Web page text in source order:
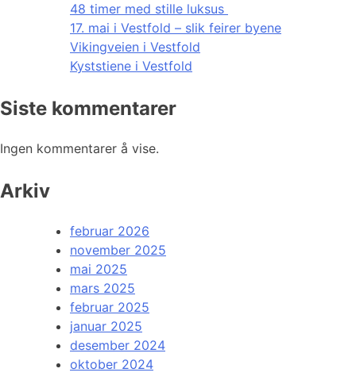
48 timer med stille luksus
17. mai i Vestfold – slik feirer byene
Vikingveien i Vestfold
Kyststiene i Vestfold
Siste kommentarer
Ingen kommentarer å vise.
Arkiv
februar 2026
november 2025
mai 2025
mars 2025
februar 2025
januar 2025
desember 2024
oktober 2024